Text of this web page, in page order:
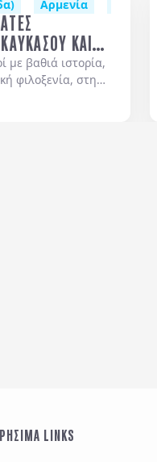
Αρμενία
ΚΑΙ
με βαθιά ιστορία,
φιλοξενία, στη
LINKS